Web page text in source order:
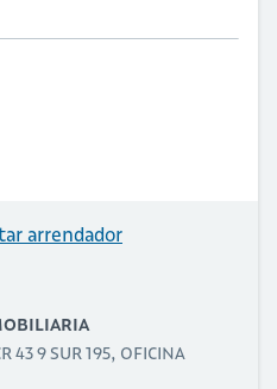
arrendador
43 9 SUR 195, OFICINA